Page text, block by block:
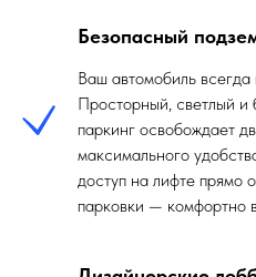
Безопасный
Ваш автомобиль
Просторный, светлый
паркинг освобождает
максимального
доступ на лифте прямо
парковки — комфортно